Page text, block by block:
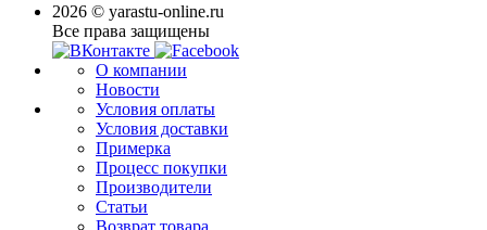
2026 © yarastu-online.ru
Все права защищены
О компании
Новости
Условия оплаты
Условия доставки
Примерка
Процесс покупки
Производители
Статьи
Возврат товара